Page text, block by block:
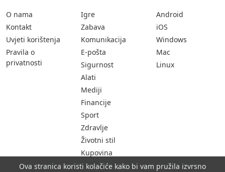
O nama
Kontakt
Uvjeti korištenja
Pravila o
privatnosti
Igre
Zabava
Komunikacija
E-pošta
Sigurnost
Alati
Mediji
Financije
Sport
Zdravlje
Životni stil
Kupovina
Android
iOS
Windows
Mac
Linux
Ova stranica koristi kolačiće kako bi vam pružila izvrsno